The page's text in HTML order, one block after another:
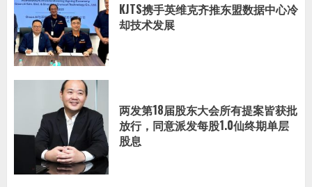
KJTS携手英维克齐推东盟数据中心冷
却技术发展
两发第18届股东大会所有提案皆获批
放行，同意派发每股1.0仙终期单层
股息